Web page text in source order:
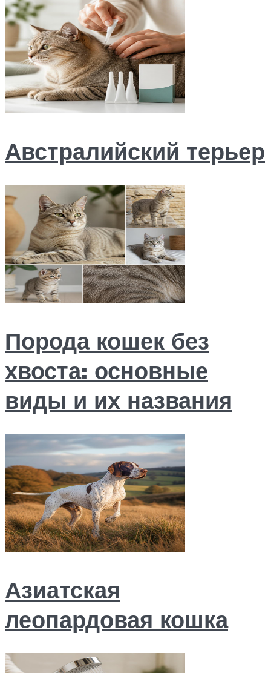
Австралийский терьер
Порода кошек без
хвоста: основные
виды и их названия
Азиатская
леопардовая кошка